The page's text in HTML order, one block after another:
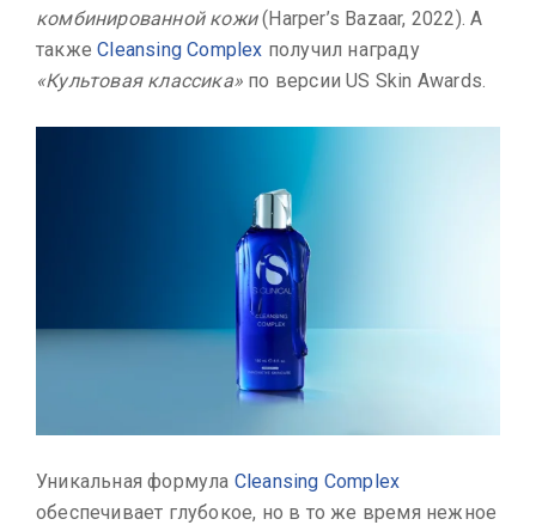
комбинированной кожи(Harper’s Bazaar, 2022). А
такжеCleansing Complex получил награду
«Культовая классика» по версии US Skin Awards.
Уникальная формула Cleansing Complex
обеспечивает глубокое, но в то же время нежное